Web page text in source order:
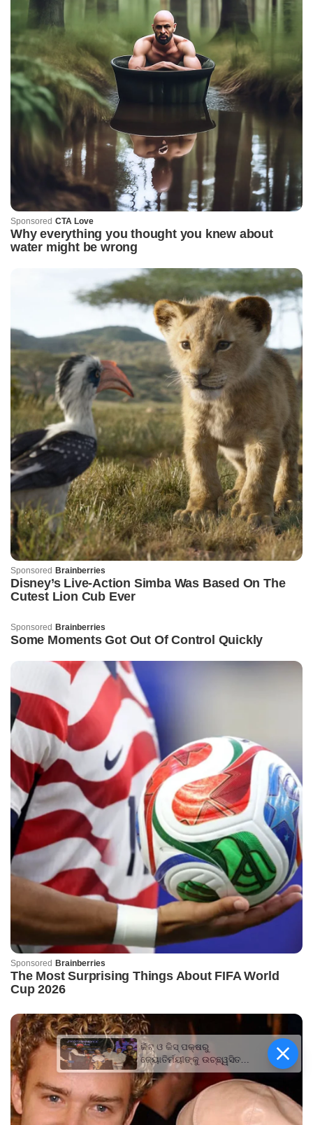
କିଟ୍‍ ଓ କିସ୍‍ ପକ୍ଷରୁ
ଜ୍ୟୋତିର୍ମୟୀଙ୍କୁ ଉଚ୍ଛ୍ୱସିତ
ସମ୍ବର୍ଦ୍ଧନା; ୫ଲକ୍ଷ ଟଙ୍କାର
ପ୍ରୋତ୍ସାହନ ରାଶି ପ୍ରଦାନ